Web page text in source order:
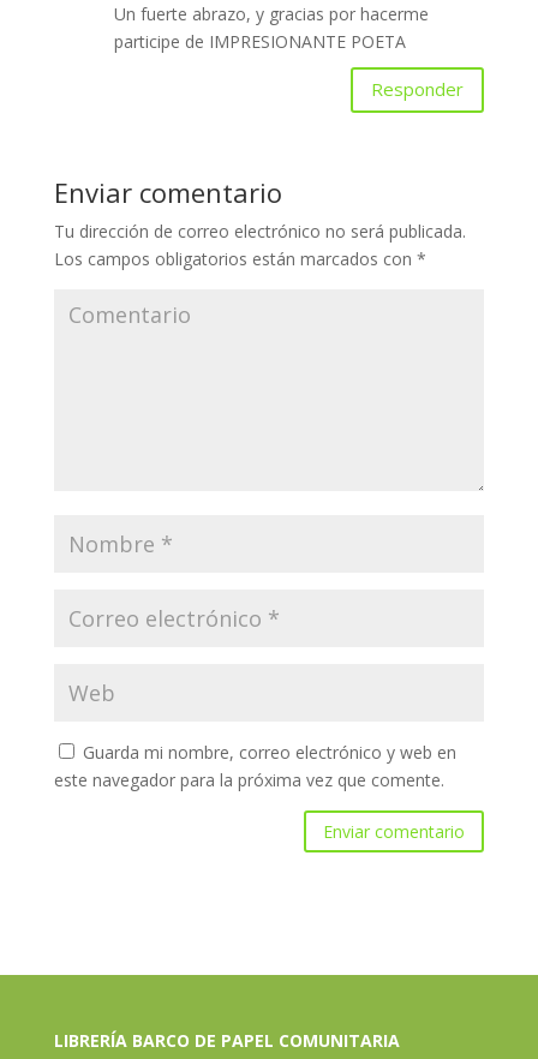
Un fuerte abrazo, y gracias por hacerme
participe de IMPRESIONANTE POETA
Responder
Enviar comentario
Tu dirección de correo electrónico no será publicada.
Los campos obligatorios están marcados con *
Guarda mi nombre, correo electrónico y web en
este navegador para la próxima vez que comente.
LIBRERÍA BARCO DE PAPEL COMUNITARIA